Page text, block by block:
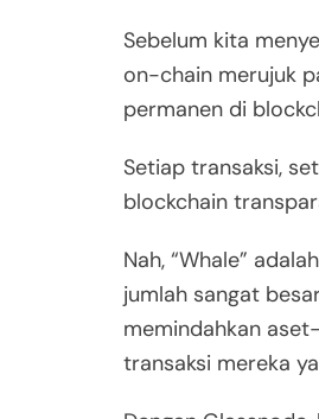
Sebelum kita
on-chain merujuk
permanen di
Setiap transaksi,
blockchain
Nah, “Whale”
jumlah sangat
memindahkan
transaksi mereka